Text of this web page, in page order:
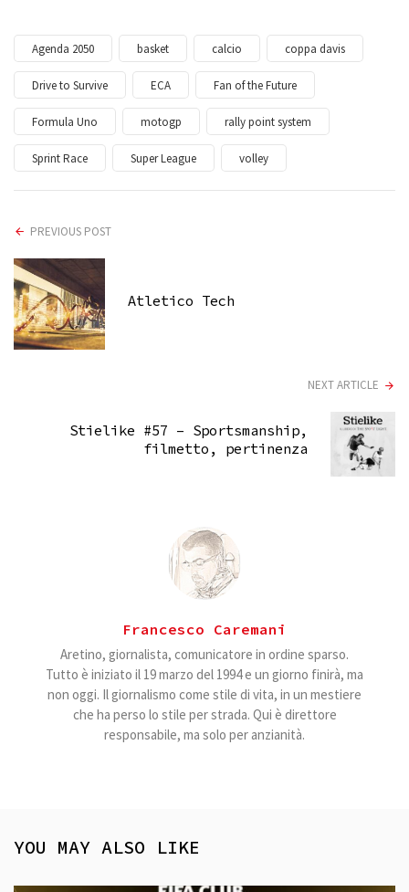
Agenda 2050 basket calcio coppa davis
Drive to Survive ECA Fan of the Future
Formula Uno motogp rally point system
Sprint Race Super League volley
PREVIOUS POST
Atletico Tech
NEXT ARTICLE
Stielike #57 – Sportsmanship,
filmetto, pertinenza
Francesco Caremani
Aretino, giornalista, comunicatore in ordine sparso.
Tutto è iniziato il 19 marzo del 1994 e un giorno finirà, ma
non oggi. Il giornalismo come stile di vita, in un mestiere
che ha perso lo stile per strada. Qui è direttore
responsabile, ma solo per anzianità.
YOU MAY ALSO LIKE